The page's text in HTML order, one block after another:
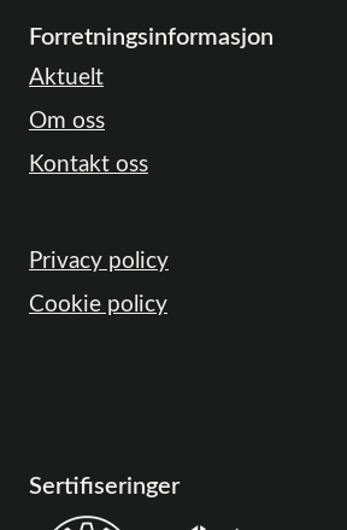
Forretningsinformasjon
Aktuelt
Om oss
Kontakt oss
Privacy policy
Cookie policy
Sertifiseringer